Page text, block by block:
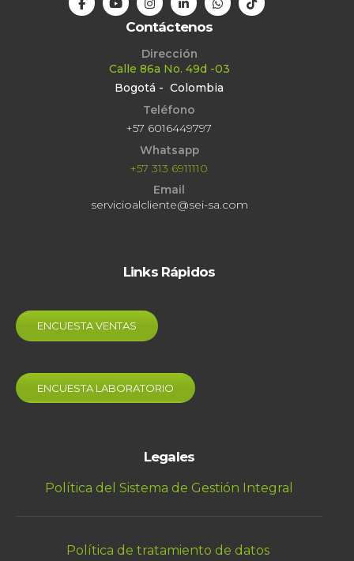
Contáctenos
Dirección
Calle 86a No. 49d -03
Bogotá - Colombia
Teléfono
+57 6016449797
Whatsapp
+57 313 6911110
Email
servicioalcliente@sei-sa.com
Links Rápidos
ENCUESTA VENTAS
ENCUESTA LABORATORIO
Legales
Política del Sistema de Gestión Integral
Política de tratamiento de datos